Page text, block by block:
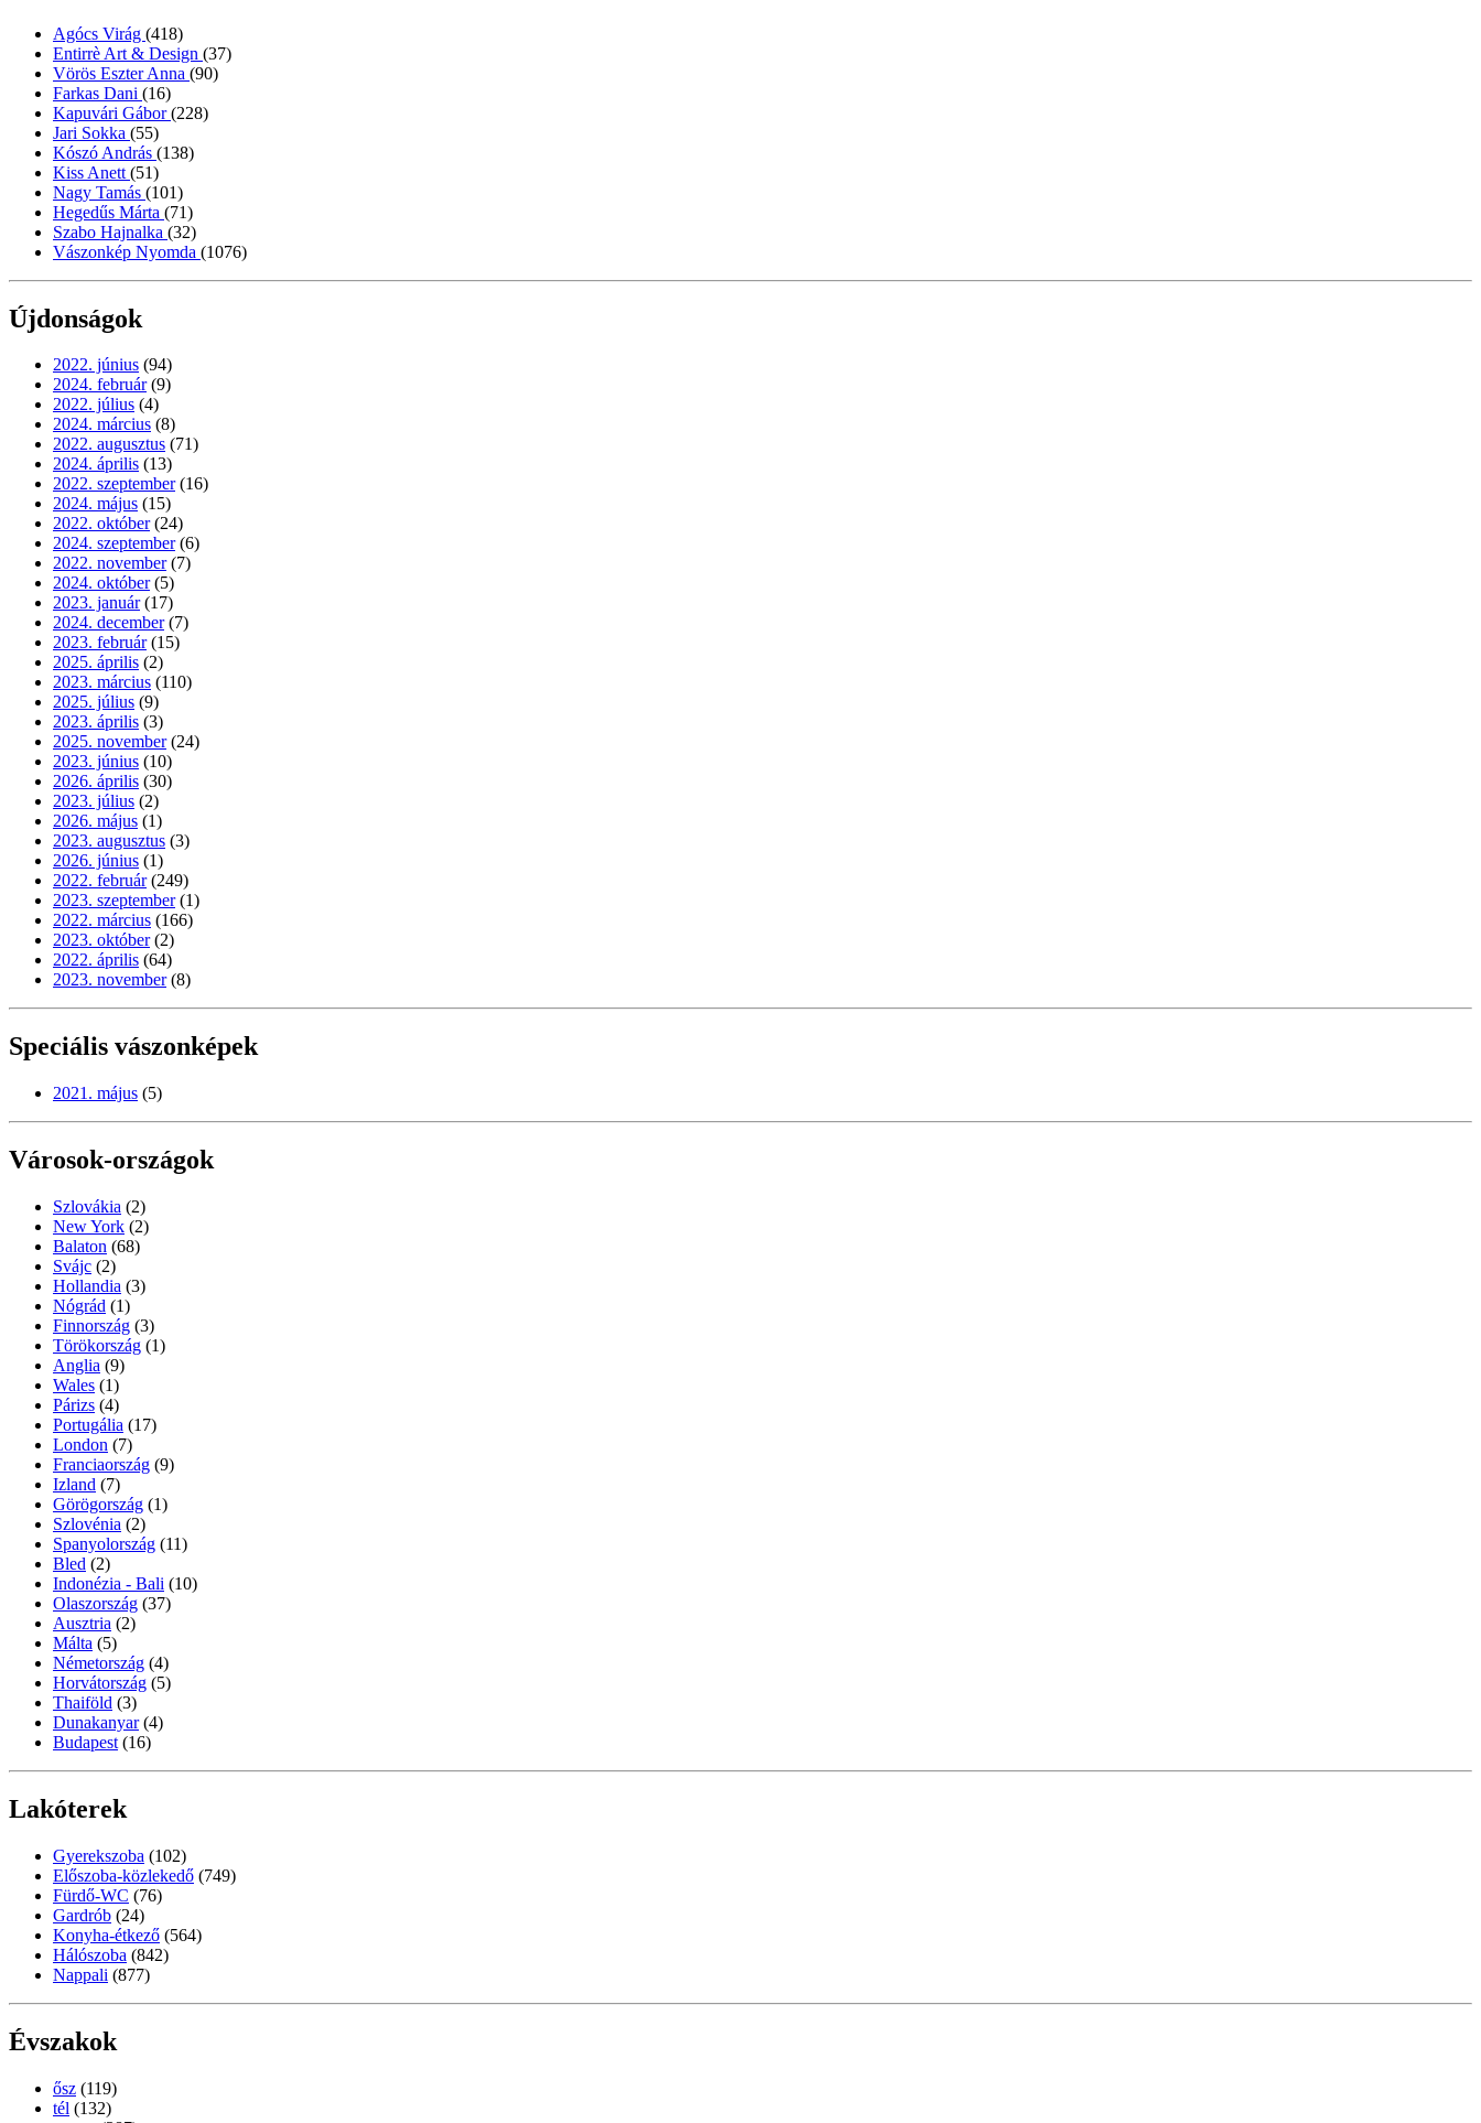
Agócs Virág (418)
Entirrè Art & Design (37)
Vörös Eszter Anna (90)
Farkas Dani (16)
Kapuvári Gábor(228)
Jari Sokka (55)
Kószó András (138)
Kiss Anett (51)
Nagy Tamás (101)
Hegedűs Márta (71)
Szabo Hajnalka (32)
Vászonkép Nyomda (1076)
Újdonságok
2022. június (94)
2024. február (9)
2022. július (4)
2024. március (8)
2022. augusztus (71)
2024. április (13)
2022. szeptember (16)
2024. május (15)
2022. október (24)
2024. szeptember (6)
2022. november (7)
2024. október (5)
2023. január (17)
2024. december (7)
2023. február (15)
2025. április (2)
2023. március (110)
2025. július (9)
2023. április (3)
2025. november (24)
2023. június (10)
2026. április (30)
2023. július (2)
2026. május (1)
2023. augusztus (3)
2026. június (1)
2022. február (249)
2023. szeptember (1)
2022. március (166)
2023. október (2)
2022. április (64)
2023. november (8)
Speciális vászonképek
2021. május (5)
Városok-országok
Szlovákia (2)
New York (2)
Balaton (68)
Svájc (2)
Hollandia (3)
Nógrád (1)
Finnország (3)
Törökország (1)
Anglia (9)
Wales (1)
Párizs (4)
Portugália (17)
London (7)
Franciaország (9)
Izland (7)
Görögország (1)
Szlovénia (2)
Spanyolország (11)
Bled (2)
Indonézia - Bali (10)
Olaszország (37)
Ausztria (2)
Málta (5)
Németország (4)
Horvátország (5)
Thaiföld (3)
Dunakanyar (4)
Budapest (16)
Lakóterek
Gyerekszoba (102)
Előszoba-közlekedő (749)
Fürdő-WC (76)
Gardrób (24)
Konyha-étkező (564)
Hálószoba (842)
Nappali (877)
Évszakok
ősz (119)
tél (132)